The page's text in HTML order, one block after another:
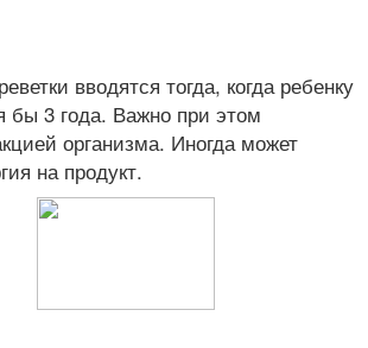
вводятся тогда, когда ребенку
бы 3 года. Важно при этом
организма. Иногда может
на продукт.